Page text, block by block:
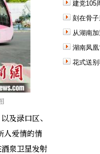
渌口区、
人爱情的情
泉卫星发射
建党105
刻在骨
从湖南
湖南凤
花式送